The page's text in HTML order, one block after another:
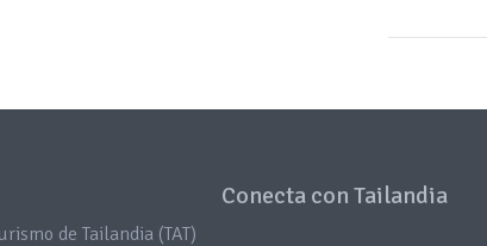
de Tailandia (TAT)
Conecta con Tailandia